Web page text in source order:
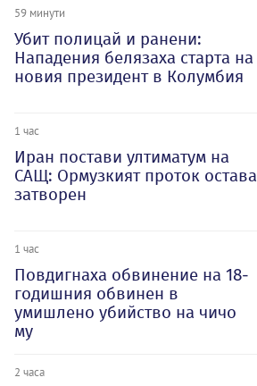
59 минути
Убит полицай и ранени:
Нападения белязаха старта на
новия президент в Колумбия
1 час
Иран постави ултиматум на
САЩ: Ормузкият проток остава
затворен
1 час
Повдигнаха обвинение на 18-
годишния обвинен в
умишлено убийство на чичо
му
2 часа